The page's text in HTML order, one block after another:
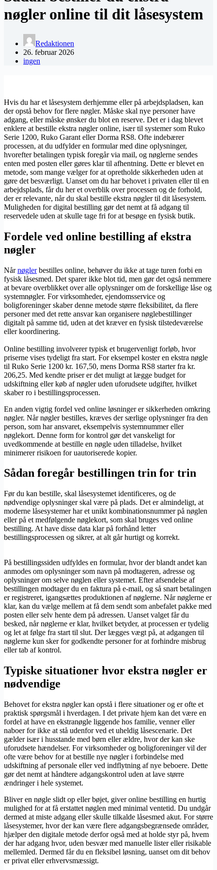
nøgler online til dit låsesystem
Redaktionen
26. februar 2026
ingen
Hvis du har et låsesystem derhjemme eller på arbejdspladsen, kan
der opstå behov for flere nøgler. Måske skal nye personer have
adgang, eller måske ønsker du blot en reserve. Det er i dag blevet
enklere at bestille ekstra nøgler online, især til systemer som Ruko
Serie 1200, Ruko Garant eller Dorma RS8. Ofte indebærer
processen, at du udfylder en formular med dine oplysninger,
hvorefter betalingen typisk foregår via mail, og nøglerne sendes
enten med posten eller gøres klar til afhentning. Dette er blevet en
metode, som mange vælger for at opretholde sikkerheden uden at
gøre det besværligt. Uanset om du har behovet i privaten eller til en
arbejdsplads, får du her et overblik over processen og de forhold,
der er relevante, når du skal bestille ekstra nøgler til dit låsesystem.
Muligheden for digital bestilling gør det nemt at få adgang til
reservedele uden at skulle tage fri for at besøge en fysisk butik.
Fordele ved online bestilling af ekstra
nøgler
Nårnøglerbestilles online, behøver du ikke at tage turen forbi en
fysisk låsesmed. Det sparer ikke blot tid, men gør det også nemmere
at bevare overblikket over alle oplysninger om de forskellige låse og
systemnøgler. For virksomheder, ejendomsservice og
boligforeninger skaber denne metode større fleksibilitet, da flere
personer med det rette ansvar kan organisere nøglebestillinger
digitalt på samme tid, uden at det kræver en fysisk tilstedeværelse
eller koordinering.
Online bestilling involverer typisk et brugervenligt forløb, hvor
priserne vises tydeligt fra start. For eksempel koster en ekstra nøgle
til Ruko Serie 1200 kr. 167,50, mens Dorma RS8 starter fra kr.
206,25. Med kendte priser er det muligt at lægge budget for
udskiftning eller køb af nøgler uden uforudsete udgifter, hvilket
skaber ro i bestillingsprocessen.
En anden vigtig fordel ved online løsninger er sikkerheden omkring
nøgler. Når nøgler bestilles, kræves der særlige oplysninger fra den
person, som har ansvaret, eksempelvis systemnummer eller
nøglekort. Denne form for kontrol gør det vanskeligt for
uvedkommende at bestille en nøgle uden tilladelse, hvilket
minimerer risikoen for uautoriserede kopier.
Sådan foregår bestillingen trin for trin
Før du kan bestille, skal låsesystemet identificeres, og de
nødvendige oplysninger skal være på plads. Det er almindeligt, at
moderne låsesystemer har et unikt kombinationsnummer på nøglen
eller på et medfølgende nøglekort, som skal bruges ved online
bestilling. At have disse data klar på forhånd letter
bestillingsprocessen og sikrer, at alt går hurtigt og korrekt.
På bestillingssiden udfyldes en formular, hvor der blandt andet kan
anmodes om oplysninger som navn på modtageren, adresse og
oplysninger om selve nøglen eller systemet. Efter afsendelse af
bestillingen modtager du en faktura på e-mail, og så snart betalingen
er registreret, igangsættes produktionen af nøglerne. Når nøglerne er
klar, kan du vælge mellem at få dem sendt som anbefalet pakke med
posten eller selv hente dem på adressen. Uanset valget får du
besked, når nøglerne er klar, hvilket betyder, at processen er tydelig
og let at følge fra start til slut. Der lægges vægt på, at adgangen til
nøglerne kun sker for godkendte personer for at forhindre misbrug
eller tab af kontrol.
Typiske situationer hvor ekstra nøgler er
nødvendige
Behovet for ekstra nøgler kan opstå i flere situationer og er ofte et
praktisk spørgsmål i hverdagen. I det private hjem kan det være en
fordel at have en ekstranøgle liggende hos familie, venner eller
naboer for ikke at stå udenfor ved et uheldig låsescenarie. Det
gælder især i husstande med børn eller ældre, hvor der kan ske
uforudsete hændelser. For virksomheder og boligforeninger vil der
ofte være behov for at bestille nye nøgler i forbindelse med
udskiftning af personale eller ved indflytning af nye beboere. Dette
gør det nemt at håndtere adgangskontrol uden at lave større
ændringer i hele systemet.
Bliver en nøgle slidt op eller bøjet, giver online bestilling en hurtig
mulighed for at få erstattet nøglen med minimal ventetid. Du undgår
dermed at miste adgang eller skulle tilkalde låsesmed akut. For større
låsesystemer, hvor der kan være flere adgangsbegrænsede områder,
hjælper den digitale metode derfor også med at holde styr på, hvem
der har adgang hvor, uden besvær med manuelle lister eller risikable
mellemled. Dermed får du en fleksibel løsning, uanset om dit behov
er privat eller erhvervsmæssigt.